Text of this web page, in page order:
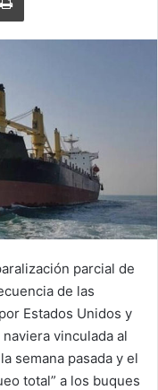
parcial de
de las
Estados Unidos y
vinculada al
semana pasada y el
total” a los buques